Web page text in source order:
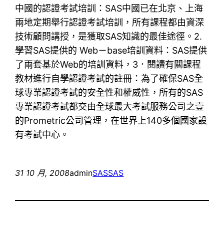
中國的認證考試培訓：SAS中國已在北京、上海
兩地定期舉行認證考試培訓，所有課程都由資深
技術顧問講授，是獲取SAS知識的最佳途徑。2.
學習SAS提供的 Web－base培訓資料：SAS提供
了兩套基於Web的培訓資料，3．閱讀有關課程
教材進行自學認證考試的註冊：為了確保SAS全
球專業認證考試的安全性和權威性，所有的SAS
專業認證考試都交由全球最大考試服務公司之壹
的Prometric公司管理，在世界上140多個國家設
有考試中心。
31 10 月, 2008adminSASSAS